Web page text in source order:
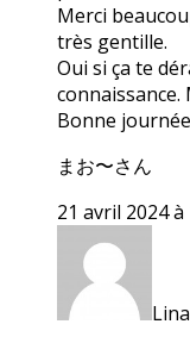
Merci
très gentille.
Oui si ça te
Bonne
まお〜さん
21 avril 2024
Lina